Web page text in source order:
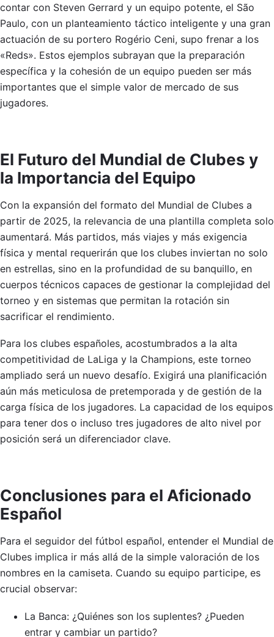
contar con Steven Gerrard y un equipo potente, el São
Paulo, con un planteamiento táctico inteligente y una gran
actuación de su portero Rogério Ceni, supo frenar a los
«Reds». Estos ejemplos subrayan que la preparación
específica y la cohesión de un equipo pueden ser más
importantes que el simple valor de mercado de sus
jugadores.
El Futuro del Mundial de Clubes y
la Importancia del Equipo
Con la expansión del formato del Mundial de Clubes a
partir de 2025, la relevancia de una plantilla completa solo
aumentará. Más partidos, más viajes y más exigencia
física y mental requerirán que los clubes inviertan no solo
en estrellas, sino en la profundidad de su banquillo, en
cuerpos técnicos capaces de gestionar la complejidad del
torneo y en sistemas que permitan la rotación sin
sacrificar el rendimiento.
Para los clubes españoles, acostumbrados a la alta
competitividad de LaLiga y la Champions, este torneo
ampliado será un nuevo desafío. Exigirá una planificación
aún más meticulosa de pretemporada y de gestión de la
carga física de los jugadores. La capacidad de los equipos
para tener dos o incluso tres jugadores de alto nivel por
posición será un diferenciador clave.
Conclusiones para el Aficionado
Español
Para el seguidor del fútbol español, entender el Mundial de
Clubes implica ir más allá de la simple valoración de los
nombres en la camiseta. Cuando su equipo participe, es
crucial observar:
La Banca: ¿Quiénes son los suplentes? ¿Pueden
entrar y cambiar un partido?